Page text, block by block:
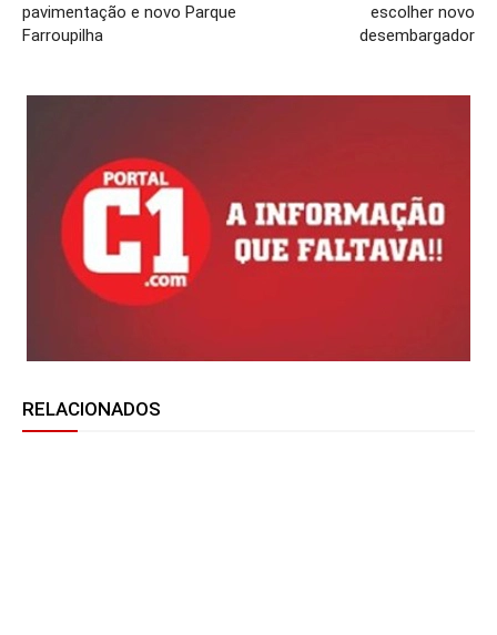
pavimentação e novo Parque
Farroupilha
escolher novo
desembargador
RELACIONADOS